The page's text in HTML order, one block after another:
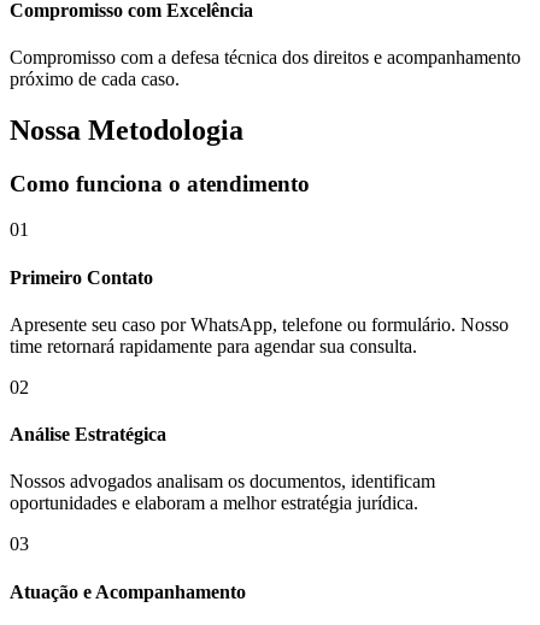
Compromisso com Excelência
Compromisso com a defesa técnica dos direitos e acompanhamento
próximo de cada caso.
Nossa Metodologia
Como funciona o atendimento
01
Primeiro Contato
Apresente seu caso por WhatsApp, telefone ou formulário. Nosso
time retornará rapidamente para agendar sua consulta.
02
Análise Estratégica
Nossos advogados analisam os documentos, identificam
oportunidades e elaboram a melhor estratégia jurídica.
03
Atuação e Acompanhamento